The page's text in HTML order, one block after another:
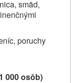
smäd,
poruchy
000 osôb)